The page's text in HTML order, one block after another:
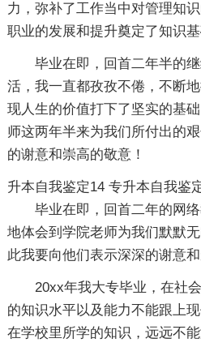
力，弥补了工作当中对管理知
职业的发展和提升奠定了知识基
毕业在即，回首二年半的
活，我一直都孜孜不倦，不断
现人生的价值打下了坚实的基
师这两年半来为我们所付出的
的谢意和崇高的敬意！
升本自我鉴定14
毕业在即，回首二年的网
地体会到学院老师为我们默默
此我要向他们表示深深的谢意和
20xx年我大专毕业，在社
的知识水平以及能力不能跟上
在学校里所学的知识，远远不
专升本自我鉴